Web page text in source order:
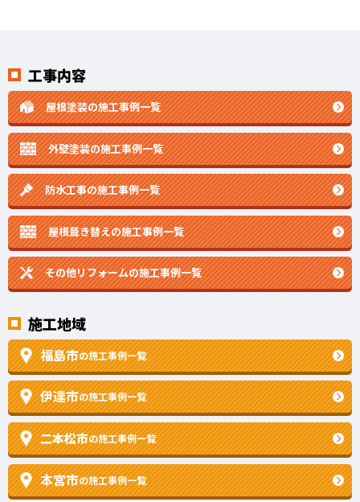
工事内容
屋根塗装の施工事例一覧
外壁塗装の施工事例一覧
防水工事の施工事例一覧
屋根葺き替えの施工事例一覧
その他リフォームの施工事例一覧
施工地域
福島市の施工事例一覧
伊達市の施工事例一覧
二本松市の施工事例一覧
本宮市の施工事例一覧